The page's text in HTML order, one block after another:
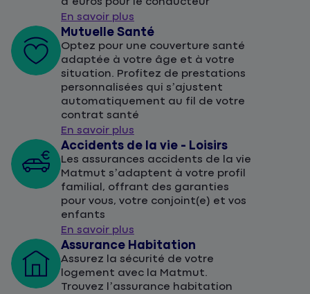
En savoir plus
Mutuelle Santé
Optez pour une couverture santé
adaptée à votre âge et à votre
situation. Profitez de prestations
personnalisées qui s’ajustent
automatiquement au fil de votre
contrat santé
En savoir plus
Accidents de la vie - Loisirs
Les assurances accidents de la vie
Matmut s’adaptent à votre profil
familial, offrant des garanties
pour vous, votre conjoint(e) et vos
enfants
En savoir plus
Assurance Habitation
Assurez la sécurité de votre
logement avec la Matmut.
Trouvez l’assurance habitation